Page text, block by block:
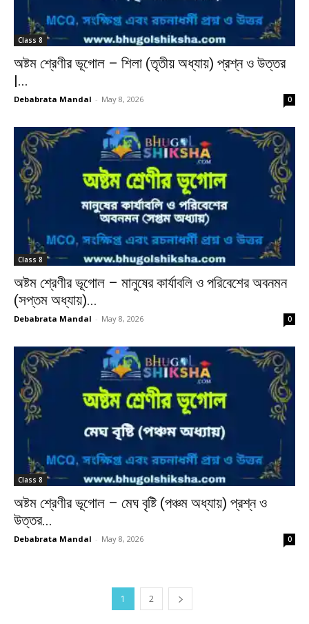
Class 8
অষ্টম শ্রেণীর ভূগোল – শিলা (তৃতীয় অধ্যায়) প্রশ্ন ও উত্তর
|...
Debabrata Mandal - May 8, 2026 0
Class 8
অষ্টম শ্রেণীর ভূগোল – মানুষের কার্যাবলি ও পরিবেশের অবনমন
(সপ্তম অধ্যায়)...
Debabrata Mandal - May 8, 2026 0
Class 8
অষ্টম শ্রেণীর ভূগোল – মেঘ বৃষ্টি (পঞ্চম অধ্যায়) প্রশ্ন ও
উত্তর...
Debabrata Mandal - May 8, 2026 0
1 2